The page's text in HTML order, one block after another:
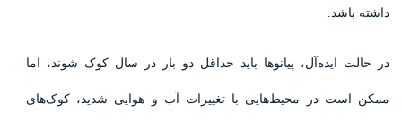
داشته باشد.
در حالت ایده‌آل، پیانوها باید حداقل دو بار در سال کوک شوند، اما
ممکن است در محیط‌هایی با تغییرات آب و هوایی شدید، کوک‌های